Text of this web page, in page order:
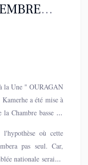
la Une " OURAGAN
a été mise à
Chambre basse du
où cette
pas seul. Car,
nationale seraient